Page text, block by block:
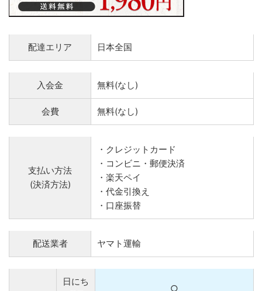
配達エリア 日本全国
入会金 無料(なし)
会費 無料(なし)
支払い方法
(決済方法)
・クレジットカード
・コンビニ・郵便決済
・楽天ペイ
・代金引換え
・口座振替
配送業者 ヤマト運輸
日にち
○